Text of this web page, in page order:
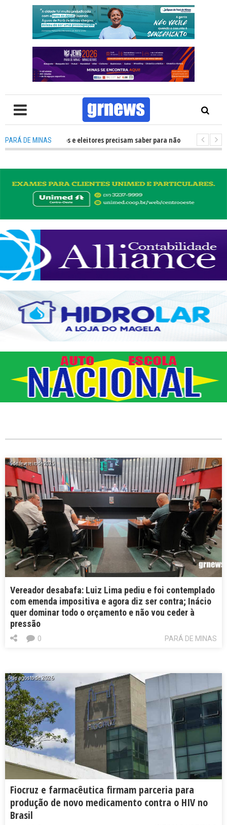
PARÁ DE MINAS
O que candidatos e eleitores precisam saber para não ter problemas nas
5 de fevereiro de 2025
Vereador desabafa: Luiz Lima pediu e foi contemplado
com emenda impositiva e agora diz ser contra; Inácio
quer dominar todo o orçamento e não vou ceder à
pressão
PARÁ DE MINAS
0
6 de agosto de 2026
Fiocruz e farmacêutica firmam parceria para
produção de novo medicamento contra o HIV no
Brasil